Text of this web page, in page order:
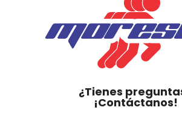
¿Tienes
¡Contáctanos!